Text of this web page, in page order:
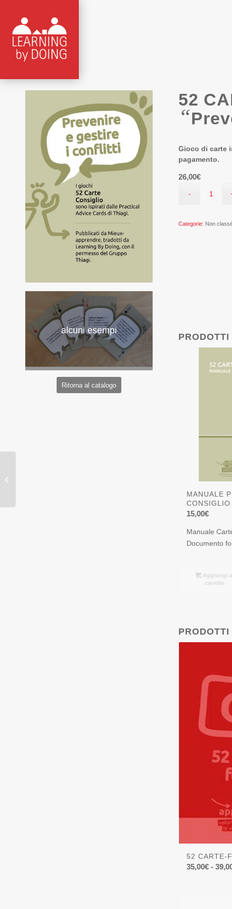
alcuni esempi
Ritorna al catalogo
52
“
Gioco di carte
pagamento.
26,00€
Categorie: Non
MANUALE
CONSIGLIO
15,00€
Manuale
Documento
Aggiungi
carrello
52 CARTE-
35,00€ -